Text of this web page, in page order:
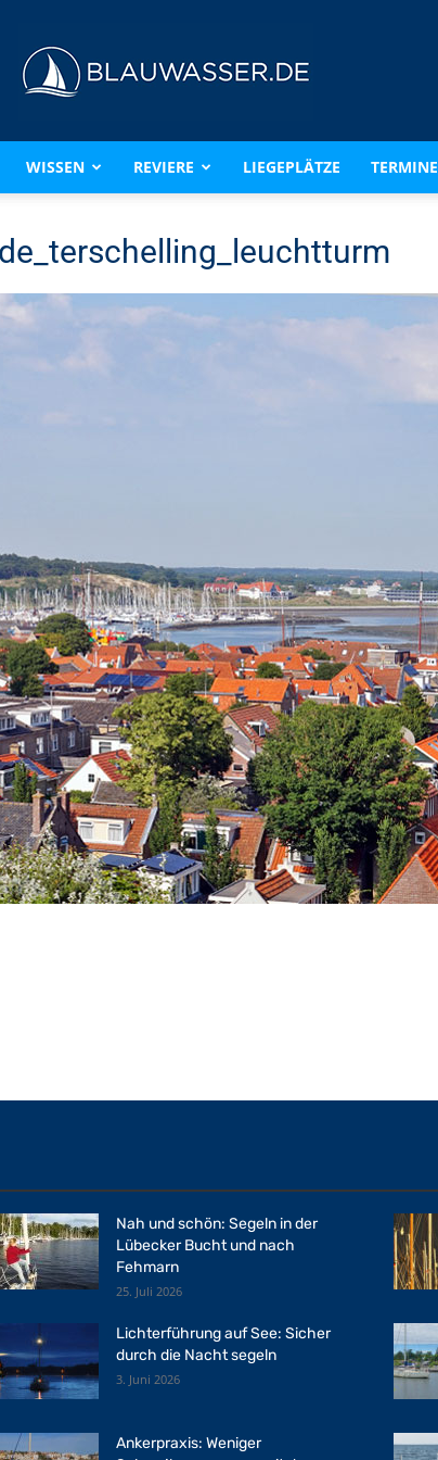
BLAUWASSER.DE
WISSEN REVIERE LIEGEPLÄTZE TERMINE
Nah und schön: Segeln in der
Lübecker Bucht und nach
Fehmarn
25. Juli 2026
Lichterführung auf See: Sicher
durch die Nacht segeln
3. Juni 2026
Ankerpraxis: Weniger